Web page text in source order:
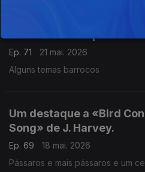
Ep. 71
21 mai. 2026
Alguns temas barrocos
Um destaque a «Bird
Song» de J. Harvey.
Ep. 69
18 mai. 2026
Pássaros e mais pássaros e um